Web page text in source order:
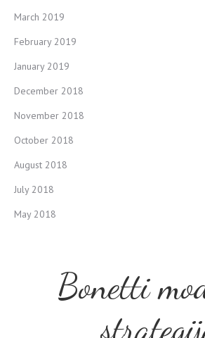
March 2019
February 2019
January 2019
December 2018
November 2018
October 2018
August 2018
July 2018
May 2018
Bonetti